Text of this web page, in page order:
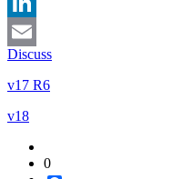
LinkedIn
Email
Discuss
v17 R6
v18
0